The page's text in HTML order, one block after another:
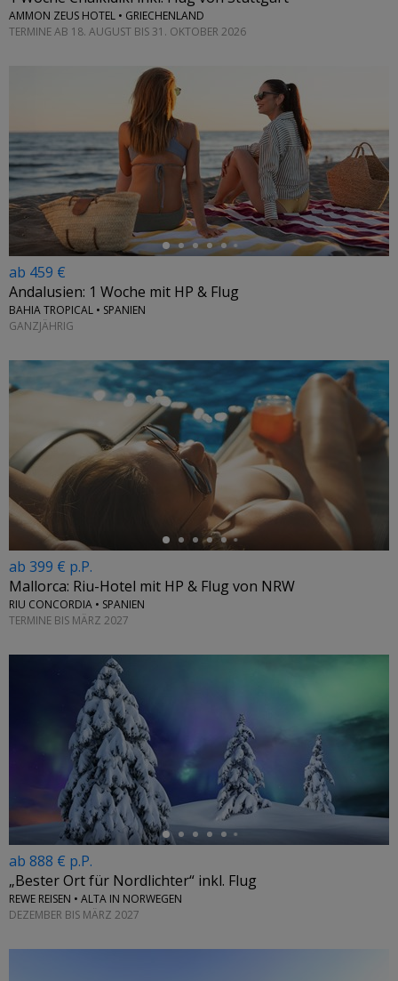
AMMON ZEUS HOTEL • GRIECHENLAND
TERMINE AB 18. AUGUST BIS 31. OKTOBER 2026
←
ab 459 €
Andalusien: 1 Woche mit HP & Flug
BAHIA TROPICAL • SPANIEN
GANZJÄHRIG
←
ab 399 € p.P.
Mallorca: Riu-Hotel mit HP & Flug von NRW
RIU CONCORDIA • SPANIEN
TERMINE BIS MÄRZ 2027
ab 888 € p.P.
„Bester Ort für Nordlichter“ inkl. Flug
REWE REISEN • ALTA IN NORWEGEN
DEZEMBER BIS MÄRZ 2027